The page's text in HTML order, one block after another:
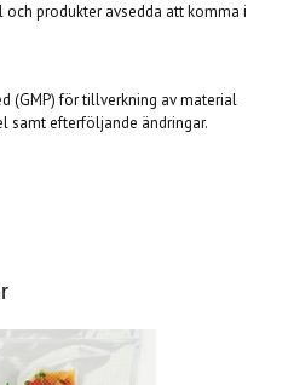
produkter avsedda att komma i
(GMP) för tillverkning av material
samt efterföljande ändringar.